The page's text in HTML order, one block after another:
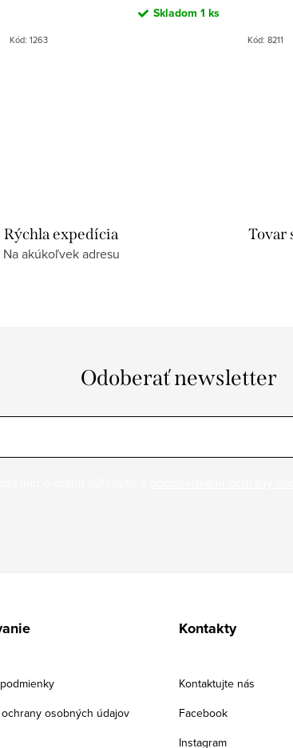
Kód: 1263
Skladom 1 ks
Kód: 8211
Rýchla expedícia
Na akúkoľvek adresu
Tovar
Odoberať newsletter
osobných údajov
Kontakty
Kontaktujte nás
Facebook
Instagram